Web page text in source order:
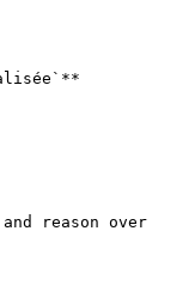
reason over